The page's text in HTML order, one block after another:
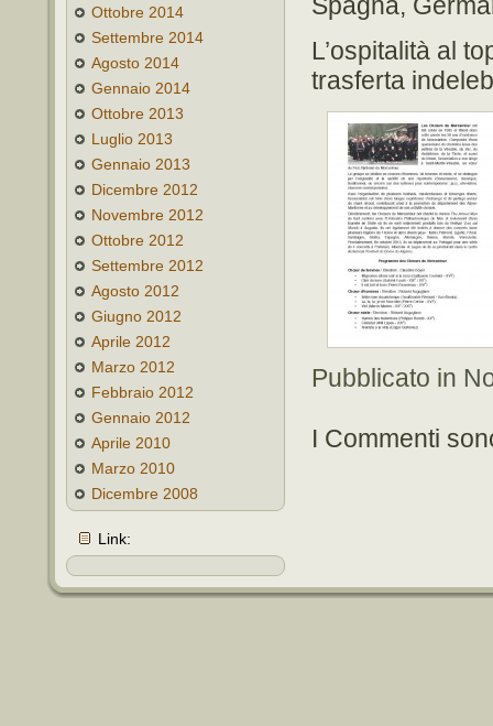
Ottobre 2014
Settembre 2014
Agosto 2014
Gennaio 2014
Ottobre 2013
Luglio 2013
Gennaio 2013
Dicembre 2012
Novembre 2012
Ottobre 2012
Settembre 2012
Agosto 2012
Giugno 2012
Aprile 2012
Marzo 2012
Febbraio 2012
Gennaio 2012
Aprile 2010
Marzo 2010
Dicembre 2008
Link:
Spagna,
L’ospitalità al
trasferta
Pubblicato in
I Commenti